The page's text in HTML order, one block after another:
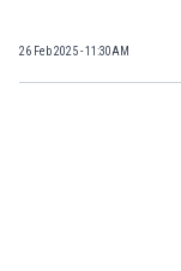
26 Feb 2025 - 11:30AM